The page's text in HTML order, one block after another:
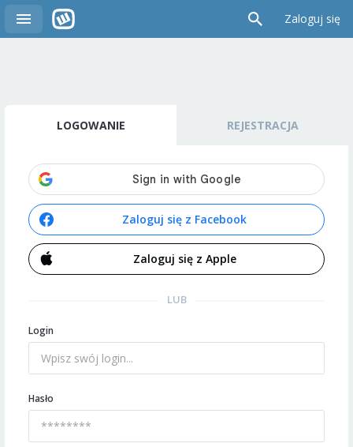
Zaloguj się
LOGOWANIE REJESTRACJA
Zaloguj się z Facebook
Zaloguj się z Apple
LUB
Login
Hasło